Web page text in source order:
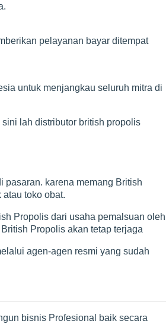
pelayanan bayar ditempat
untuk menjangkau seluruh mitra di
lah distributor british propolis
pasaran. karena memang British
toko obat.
Propolis dari usaha pemalsuan oleh
Propolis akan tetap terjaga
agen-agen resmi yang sudah
bisnis Profesional baik secara